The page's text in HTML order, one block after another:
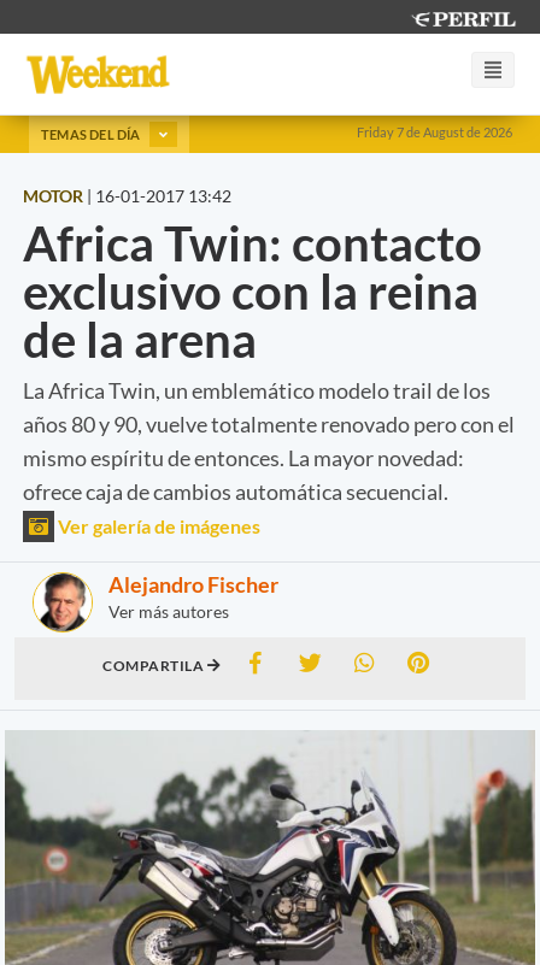
Friday 7 de August de 2026
TEMAS DEL DÍA
MOTOR | 16-01-2017 13:42
Africa Twin: contacto
exclusivo con la reina
de la arena
La Africa Twin, un emblemático modelo trail de los
años 80 y 90, vuelve totalmente renovado pero con el
mismo espíritu de entonces. La mayor novedad:
ofrece caja de cambios automática secuencial.
Ver galería de imágenes
Alejandro Fischer
Ver más autores
COMPARTILA